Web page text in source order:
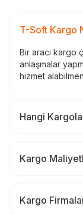
T-Soft Kargo
Bir aracı kargo
anlaşmalar
hizmet
Hangi
Kargo
Kargo